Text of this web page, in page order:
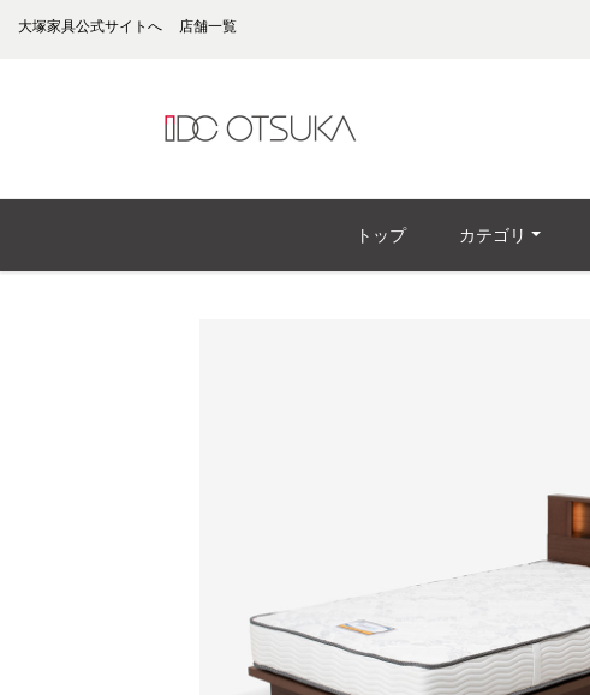
大塚家具公式サイトへ 店舗一覧
トップ カテゴリ